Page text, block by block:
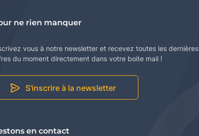
ne rien manquer
vous à notre newsletter et recevez toutes les dernières
du moment directement dans votre boite mail !
S'inscrire à la newsletter
en contact